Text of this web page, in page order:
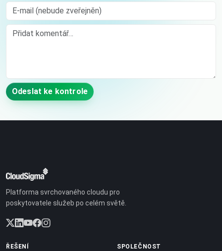
E-mail (nebude zveřejněn)
Comment
Odeslat ke kontrole
Platforma svrchovaného cloudu pro
poskytovatele služeb po celém světě.
ŘEŠENÍ SPOLEČNOST